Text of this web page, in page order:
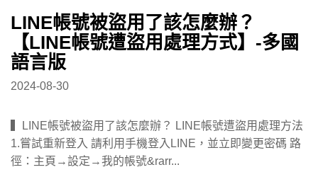
LINE帳號被盜用了該怎麼辦？
【LINE帳號遭盜用處理方式】-多國
語言版
2024-08-30
▍LINE帳號被盜用了該怎麼辦？ LINE帳號遭盜用處理方法
1.嘗試重新登入 請利用手機登入LINE，並立即變更密碼 路
徑：主頁→設定→我的帳號&rarr...